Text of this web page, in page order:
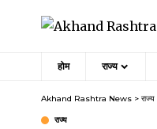
होम राज्य
Akhand Rashtra News > राज्य
राज्य